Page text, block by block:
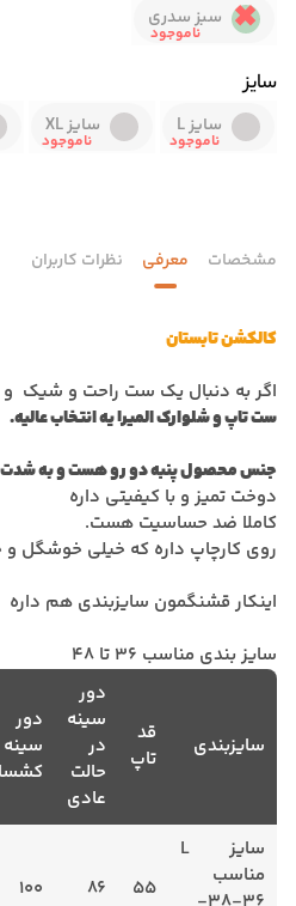
سبز سدری
سایز
سایز L سایز XL
مشخصات معرفی نظرات کاربران
کالکشن تابستان
اگر به دنبال یک ست راحت و شیک
ست تاپ و شلوارک المیرا یه انتخاب عالیه.
جنس محصول پنبه دو رو هست و به شدت
دوخت تمیز و با کیفیتی داره
کاملا ضد حساسیت هست.
روی کارچاپ داره که خیلی خوشگل
اینکار قشنگمون سایزبندی هم داره
سایز بندی مناسب 36 تا 48
سایزبندی
قد
تاپ
دور
سینه
در
حالت
عادی
دور
سایز L
مناسب
55
86
100